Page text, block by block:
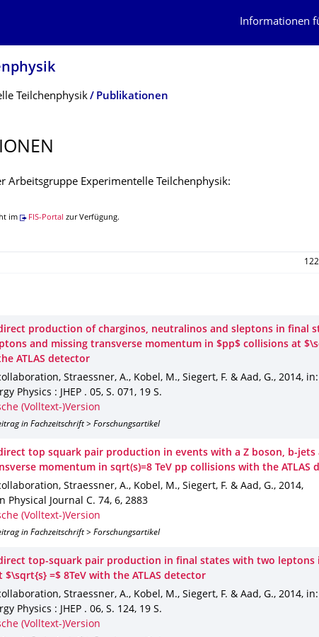
Informationen
Teilchenphysik Publikationen
Arbeitsgruppe Experimentelle Teilchenphysik:
im FIS-Portal zur Verfügung.
production of charginos, neutralinos and sleptons in final
and missing transverse momentum in $pp$ collisions at
ATLAS detector
collaboration, Straessner, A., Kobel, M., Siegert, F. & Aad, G., 2014, in:
Physics : JHEP . 05, S. 071 , 19 S.
(Volltext-)Version
in Fachzeitschrift > Forschungsartikel
top squark pair production in events with a Z boson, b-jets
momentum in sqrt(s)=8 TeV pp collisions with the ATLAS
collaboration, Straessner, A., Kobel, M., Siegert, F. & Aad, G., 2014,
Physical Journal C. 74, 6, 2883
(Volltext-)Version
in Fachzeitschrift > Forschungsartikel
top-squark pair production in final states with two leptons
$\sqrt{s} =$ 8TeV with the ATLAS detector
collaboration, Straessner, A., Kobel, M., Siegert, F. & Aad, G., 2014, in:
Physics : JHEP . 06, S. 124, 19 S.
(Volltext-)Version